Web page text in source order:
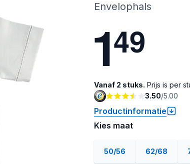
Envelophals
149
Vanaf 2 stuks. Prijs is per
3.50/5.00
Productinformatie
Kies maat
50/56 62/68